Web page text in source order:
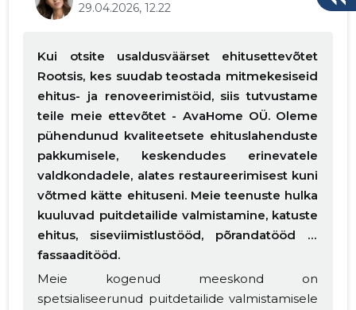
29.04.2026, 12.22
Kui otsite usaldusväärset ehitusettevõtet
Rootsis, kes suudab teostada mitmekesiseid
ehitus- ja renoveerimistöid, siis tutvustame
teile meie ettevõtet - AvaHome OÜ. Oleme
pühendunud kvaliteetsete ehituslahenduste
pakkumisele, keskendudes erinevatele
valdkondadele, alates restaureerimisest kuni
võtmed kätte ehituseni. Meie teenuste hulka
kuuluvad puitdetailide valmistamine, katuste
ehitus, siseviimistlustööd, põrandatööd ja
fassaaditööd.
Meie kogenud meeskond on
spetsialiseerunud puitdetailide valmistamisele